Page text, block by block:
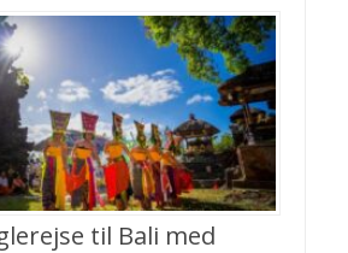
til Bali med